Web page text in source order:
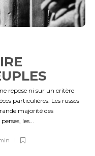
repose ni sur un critère
particulières. Les russes
majorité des
les...